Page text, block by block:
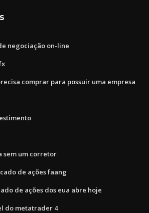
negociação on-line
comprar para possuir uma empresa
sem um corretor
de ações faang
de ações dos eua abre hoje
do metatrader 4